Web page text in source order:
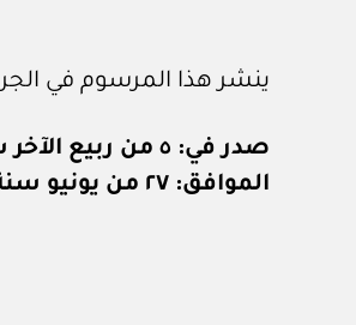
ينشر هذا المرسوم في الجريدة
صدر في: ٥ من ربيع الآخر سنة ١٤٢٢هـ
الموافق: ٢٧ من يونيو سنة ٢٠٠١م